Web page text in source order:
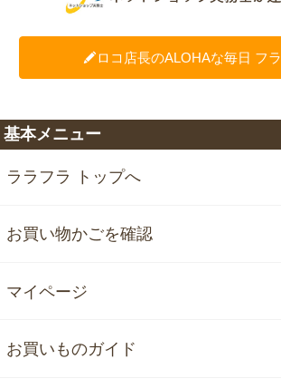
ロコ店長のALOHAな毎日 フ
基本メニュー
ララフラ トップへ
お買い物かごを確認
マイページ
お買いものガイド